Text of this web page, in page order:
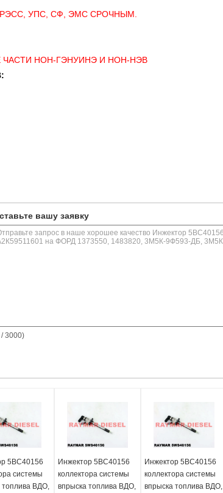
УПС, СФ, ЭМС СРОЧНЫМ.
ЧАСТИ НОН-ГЭНУИНЭ И НОН-НЭВ
вашу заявку
/ 3000)
5ВС40156
системы
топлива ВДО,
Инжектор 5ВС40156
коллектора системы
впрыска топлива ВДО,
Инжектор 5ВС40156
коллектора системы
впрыска топлива ВДО,